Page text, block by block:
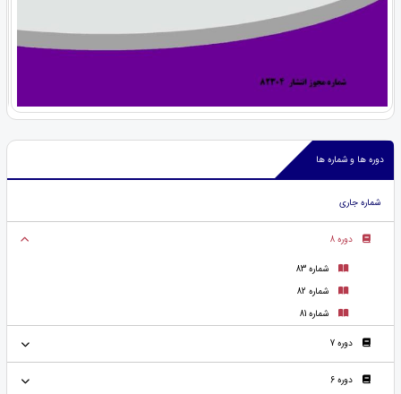
دوره ها و شماره ها
شماره جاری
دوره 8
شماره 83
شماره 82
شماره 81
دوره 7
دوره 6